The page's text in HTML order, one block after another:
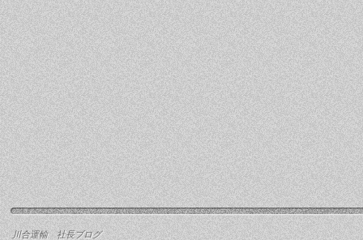
川合運輸 社長ブログ